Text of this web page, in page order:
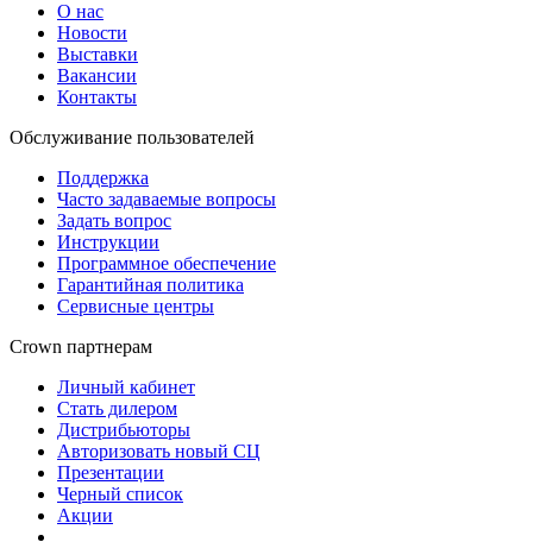
О нас
Новости
Выставки
Вакансии
Контакты
Обслуживание пользователей
Поддержка
Часто задаваемые вопросы
Задать вопрос
Инструкции
Программное обеспечение
Гарантийная политика
Сервисные центры
Crown партнерам
Личный кабинет
Стать дилером
Дистрибьюторы
Авторизовать новый СЦ
Презентации
Черный список
Акции